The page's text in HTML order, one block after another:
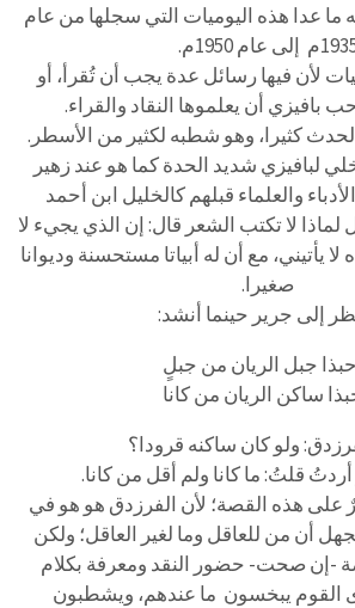
ما عدا هذه اليوميات التي سجلها من عام
إلى عام 1950م.
لأن فيها رسائل عدة يجب أن تُقرأ، أو
بافيزي أن يعلموها النقاد والقراء.
كثيرا، وهو شطبه لكثير من الأسطر.
لبافيزي شديد الحدة كما هو عند زهير
والعلماء قبلهم كالخليل ابن أحمد
لماذا لا تكتب الشعر قال: إن الذي يجيء لا
يأتيني، مع أن له أبياتا مستحسنة وديوانا
صغيرا.
إلى جرير حينما أنشد:
حبذا جبل الريان من جبلٍ
ساكن الريان من كانا
ولو كان ساكنه قرودا؟
قلتُ: ما كانا ولم أقل من كانا.
على هذه القصة؛ لأن الفرزدق هو هو في
أن من للعاقل وما لغير العاقل؛ ولكن
-إن صحت- حضور النقد ومعرفة بكلام
القوم يبخسون ما عندهم، ويشطبون